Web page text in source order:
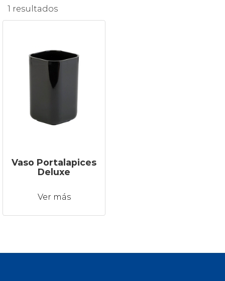
1 resultados
Vaso Portalapices
Deluxe
Ver más